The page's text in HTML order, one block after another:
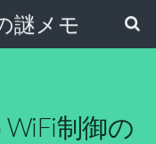
謎メモ
WiFi制御の